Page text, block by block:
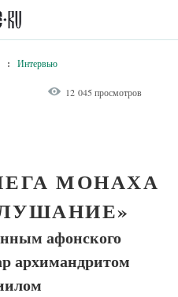
: Интервью
12 045 просмотров
МОНАХА
афонского
архимандритом